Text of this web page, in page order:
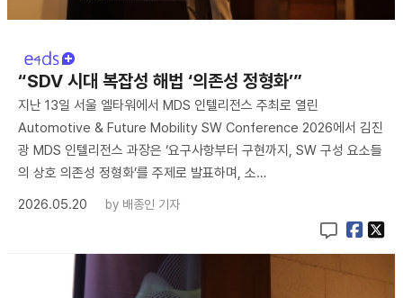
“SDV 시대 복잡성 해법 ‘의존성 정형화’”
지난 13일 서울 엘타워에서 MDS 인텔리전스 주최로 열린
Automotive & Future Mobility SW Conference 2026에서 김진
광 MDS 인텔리전스 과장은 ‘요구사항부터 구현까지, SW 구성 요소들
의 상호 의존성 정형화’를 주제로 발표하며, 소…
2026.05.20
by 배종인 기자